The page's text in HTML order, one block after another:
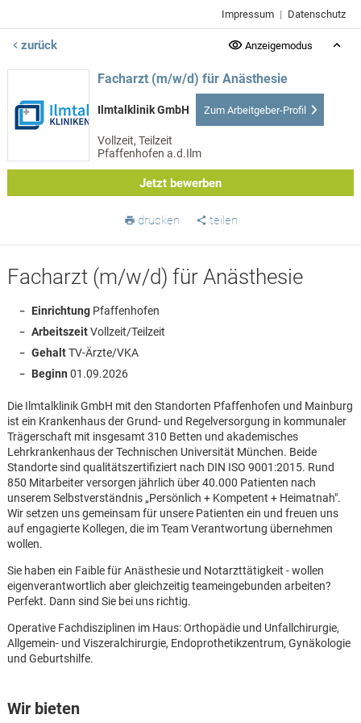
Impressum | Datenschutz
zurück Anzeigemodus
Facharzt (m/w/d) für Anästhesie
Ilmtalklinik GmbH Zum Arbeitgeber-Profil
Vollzeit, Teilzeit
Pfaffenhofen a.d.Ilm
Jetzt bewerben
drucken teilen
Facharzt (m/w/d) für Anästhesie
EinrichtungPfaffenhofen
ArbeitszeitVollzeit/Teilzeit
GehaltTV-Ärzte/VKA
Beginn 01.09.2026
Die Ilmtalklinik GmbH mit den Standorten Pfaffenhofen und Mainburg
ist ein Krankenhaus der Grund- und Regelversorgung in kommunaler
Trägerschaft mit insgesamt 310 Betten und akademisches
Lehrkrankenhaus der Technischen Universität München. Beide
Standorte sind qualitätszertifiziert nach DIN ISO 9001:2015. Rund
850 Mitarbeiter versorgen jährlich über 40.000 Patienten nach
unserem Selbstverständnis „Persönlich + Kompetent + Heimatnah".
Wir setzen uns gemeinsam für unsere Patienten ein und freuen uns
auf engagierte Kollegen, die im Team Verantwortung übernehmen
wollen.
Sie haben ein Faible für Anästhesie und Notarzttätigkeit - wollen
eigenverantwortlich aber gleichzeitig teameingebunden arbeiten?
Perfekt. Dann sind Sie bei uns richtig.
Operative Fachdisziplinen im Haus: Orthopädie und Unfallchirurgie,
Allgemein- und Viszeralchirurgie, Endoprothetikzentrum, Gynäkologie
und Geburtshilfe.
Wir bieten